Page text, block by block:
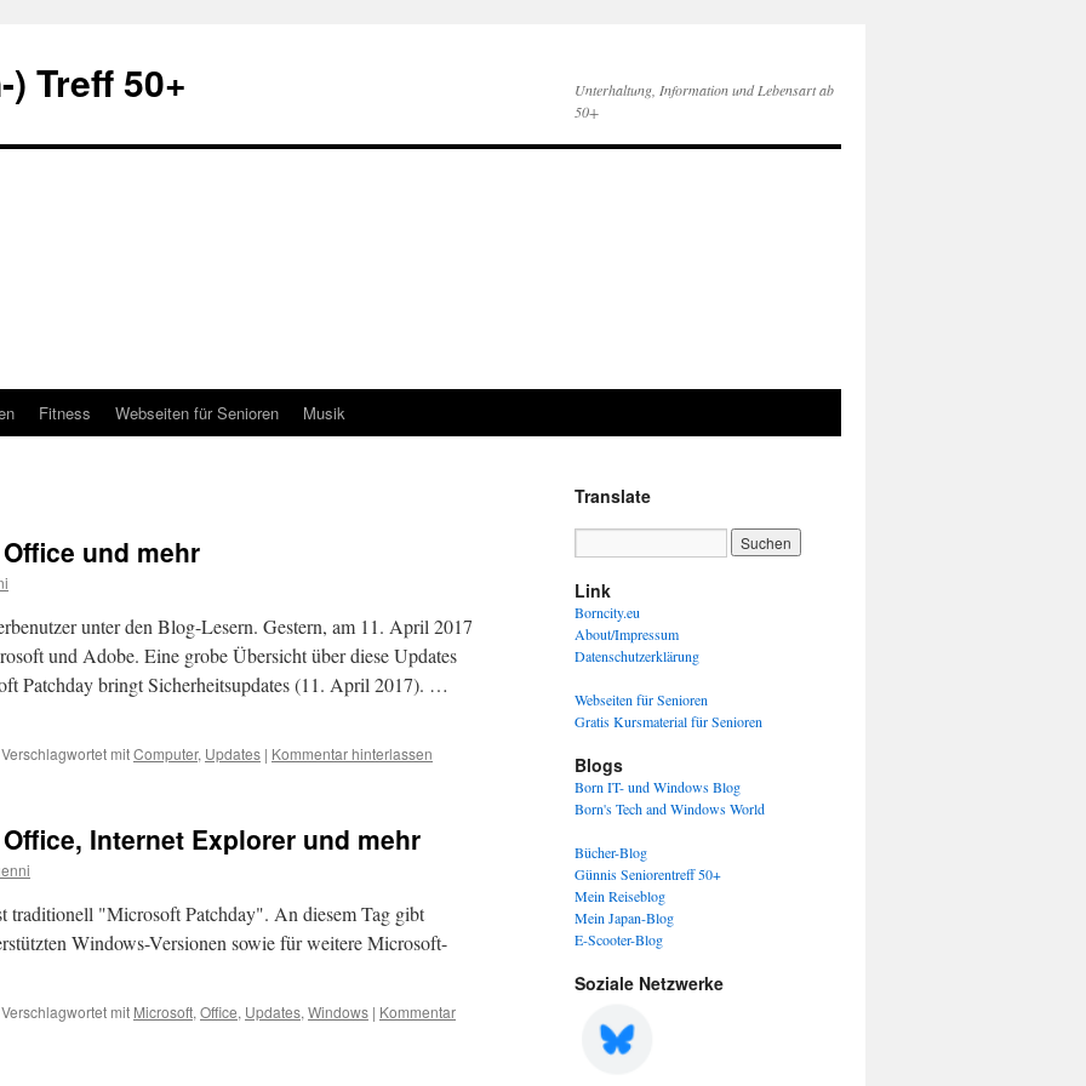
Treff 50+
Unterhaltung, Information und Lebensart ab
50+
Fitness Webseiten für Senioren Musik
und mehr
unter den Blog-Lesern. Gestern, am 11. April 2017
und Adobe. Eine grobe Übersicht über diese Updates
Patchday bringt Sicherheitsupdates (11. April 2017). …
Verschlagwortet mitComputer, Updates | Kommentar hinterlassen
Internet Explorer und mehr
traditionell "Microsoft Patchday". An diesem Tag gibt
Windows-Versionen sowie für weitere Microsoft-
Verschlagwortet mit Microsoft, Office, Updates, Windows | Kommentar
Translate
Link
Borncity.eu
About/Impressum
Datenschutzerklärung
Webseiten für Senioren
Gratis Kursmaterial für Senioren
Blogs
Born IT- und Windows Blog
Born's Tech and Windows World
Bücher-Blog
Günnis Seniorentreff 50+
Mein Reiseblog
Mein Japan-Blog
E-Scooter-Blog
Soziale Netzwerke